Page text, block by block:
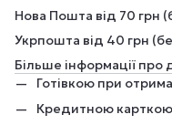
Нова Пошта від 70 грн
Укрпошта від 40 грн
Більше інформації про
Готівкою при
Кредитною карткою